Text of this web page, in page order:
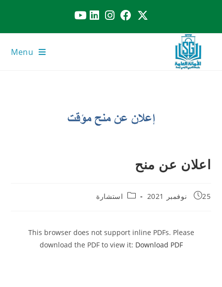
Menu
اعلان عن منح
25 نوفمبر 2021 استشارة
This browser does not support inline PDFs. Please
download the PDF to view it: Download PDF